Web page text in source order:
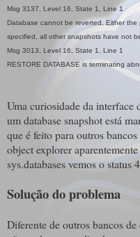
Msg 3137, Level 16, State 1, Line 1
Database cannot be reverted. Either
specified, all other snapshots have not
Msg 3013, Level 16, State 1, Line 1
RESTORE DATABASE is terminating
Uma curiosidade da interface
um database snapshot está
que é feito para outros
object explorer
sys.databases vemos o status
Solução do problema
Diferente de outros bancos